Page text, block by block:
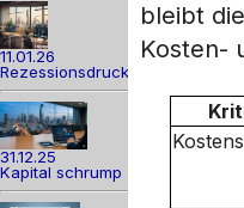
11.01.26
Rezessionsdruck
31.12.25
Kapital schrump
bleibt
Kosten-